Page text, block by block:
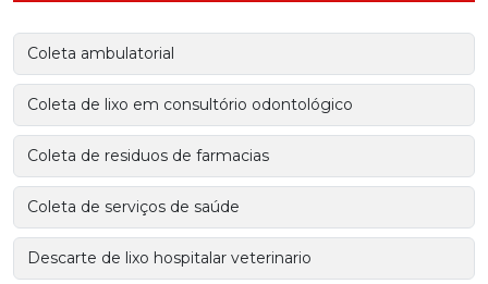
Coleta ambulatorial
Coleta de lixo em consultório odontológico
Coleta de residuos de farmacias
Coleta de serviços de saúde
Descarte de lixo hospitalar veterinario